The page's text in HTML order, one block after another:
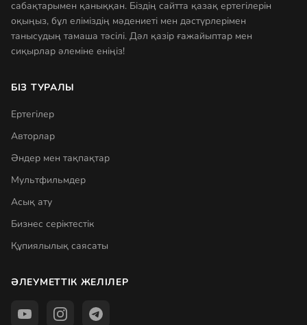
сабақтарымен қаныққан. Біздің сайтта қазақ ертегілерін
оқыңыз, бұл еліміздің мәдениеті мен дәстүрлерімен
танысудың тамаша тәсілі. Дәл қазір ғажайыптар мен
сиқырлар әлеміне еніңіз!
БІЗ ТУРАЛЫ
Ертегілер
Авторлар
Әндер мен тақпақтар
Мультфильмдер
Асық ату
Бизнес серіктестік
Құпиялылық саясаты
ӘЛЕУМЕТТІК ЖЕЛІЛЕР